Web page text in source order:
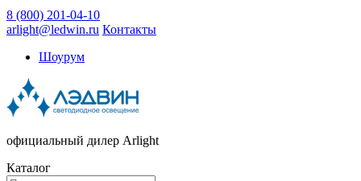
8 (800) 201-04-10
arlight@ledwin.ru Контакты
Шоурум
официальный дилер Arlight
Каталог